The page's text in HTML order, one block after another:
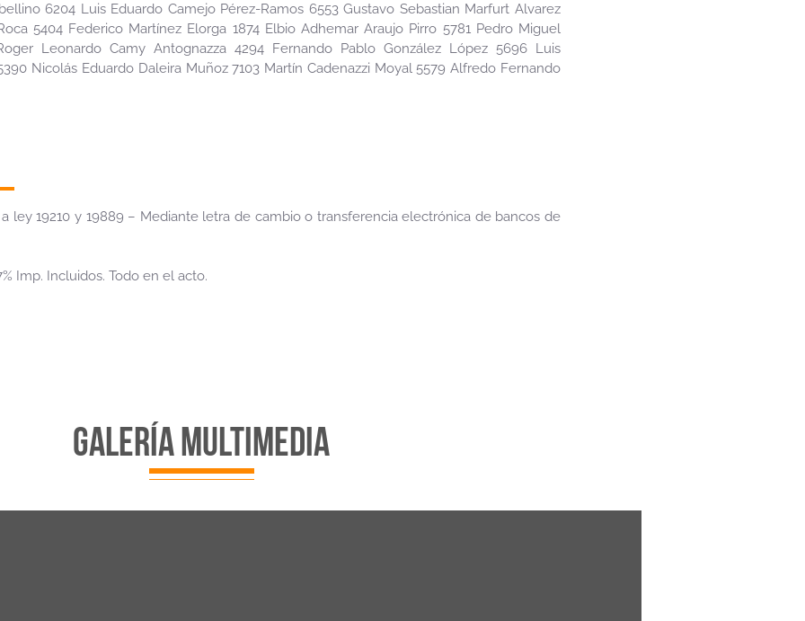
6204 Luis Eduardo Camejo Pérez-Ramos 6553 Gustavo Sebastian Marfurt Alvarez
5404 Federico Martínez Elorga 1874 Elbio Adhemar Araujo Pirro 5781 Pedro Miguel
Leonardo Camy Antognazza 4294 Fernando Pablo González López 5696 Luis
Nicolás Eduardo Daleira Muñoz 7103 Martín Cadenazzi Moyal 5579 Alfredo Fernando
ley 19210 y 19889 – Mediante letra de cambio o transferencia electrónica de bancos de
Imp. Incluidos. Todo en el acto.
galería multimedia